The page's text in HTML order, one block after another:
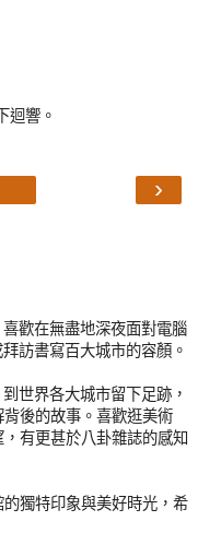
迴響。
›
歡在無盡地深夜面對電腦
訪書寫百大城市的容顏。
世界各大城市留下足跡，
後的故事。喜歡逛美術
有更甚於八卦雜誌的感知
獨特印象與美好時光，希